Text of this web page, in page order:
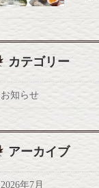
カテゴリー
お知らせ
アーカイブ
2026年7月